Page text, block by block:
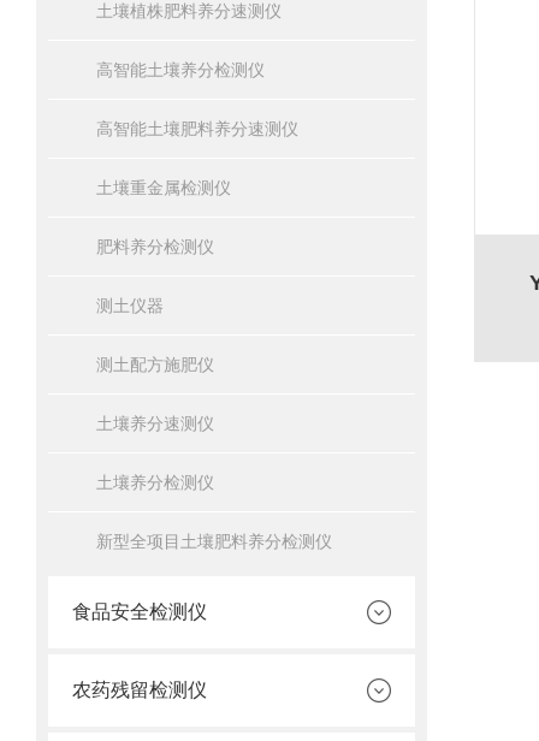
土壤植株肥料养分速测仪
高智能土壤养分检测仪
高智能土壤肥料养分速测仪
土壤重金属检测仪
肥料养分检测仪
测土仪器
测土配方施肥仪
土壤养分速测仪
土壤养分检测仪
新型全项目土壤肥料养分检测仪
食品安全检测仪
农药残留检测仪